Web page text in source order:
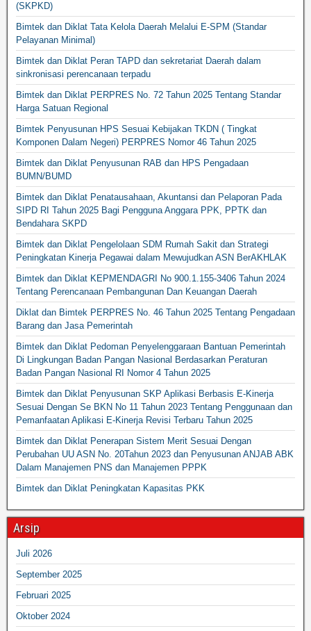
(SKPKD)
Bimtek dan Diklat Tata Kelola Daerah Melalui E-SPM (Standar
Pelayanan Minimal)
Bimtek dan Diklat Peran TAPD dan sekretariat Daerah dalam
sinkronisasi perencanaan terpadu
Bimtek dan Diklat PERPRES No. 72 Tahun 2025 Tentang Standar
Harga Satuan Regional
Bimtek Penyusunan HPS Sesuai Kebijakan TKDN ( Tingkat
Komponen Dalam Negeri) PERPRES Nomor 46 Tahun 2025
Bimtek dan Diklat Penyusunan RAB dan HPS Pengadaan
BUMN/BUMD
Bimtek dan Diklat Penatausahaan, Akuntansi dan Pelaporan Pada
SIPD RI Tahun 2025 Bagi Pengguna Anggara PPK, PPTK dan
Bendahara SKPD
Bimtek dan Diklat Pengelolaan SDM Rumah Sakit dan Strategi
Peningkatan Kinerja Pegawai dalam Mewujudkan ASN BerAKHLAK
Bimtek dan Diklat KEPMENDAGRI No 900.1.155-3406 Tahun 2024
Tentang Perencanaan Pembangunan Dan Keuangan Daerah
Diklat dan Bimtek PERPRES No. 46 Tahun 2025 Tentang Pengadaan
Barang dan Jasa Pemerintah
Bimtek dan Diklat Pedoman Penyelenggaraan Bantuan Pemerintah
Di Lingkungan Badan Pangan Nasional Berdasarkan Peraturan
Badan Pangan Nasional RI Nomor 4 Tahun 2025
Bimtek dan Diklat Penyusunan SKP Aplikasi Berbasis E-Kinerja
Sesuai Dengan Se BKN No 11 Tahun 2023 Tentang Penggunaan dan
Pemanfaatan Aplikasi E-Kinerja Revisi Terbaru Tahun 2025
Bimtek dan Diklat Penerapan Sistem Merit Sesuai Dengan
Perubahan UU ASN No. 20Tahun 2023 dan Penyusunan ANJAB ABK
Dalam Manajemen PNS dan Manajemen PPPK
Bimtek dan Diklat Peningkatan Kapasitas PKK
Arsip
Juli 2026
September 2025
Februari 2025
Oktober 2024